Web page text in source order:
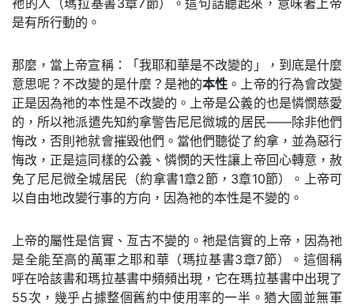
祂的人（瑪拉基書3章7節）。這句話聽起來，意味著上帝
是有所行動的。
那麼，當上帝宣稱：「我耶和華是不改變的」，到底是什麼
意思呢？不改變的是什麼？是祂的本性 。上帝的行為會改變
正是因為祂的本性是不改變的。上帝是公義的也是憐憫慈愛
的，所以祂派遣先知約拿警告尼尼微城的居民——除非他們
悔改，否則祂就會摧毀他們。當他們聽從了約拿，並為惡行
悔改，正是這同樣的公義、憐憫的天性讓上帝回心轉意，赦
免了尼尼微全城居民（約拿書1章2節，3章10節）。上帝可
以自由地改變行事的方向，因為祂的本性是不變的。
上帝的屬性是信實、亙古不變的。祂是信實的上帝，因為祂
是全能至高的萬軍之耶和華（瑪拉基書3章7節）。這個稱
呼在哈該書和瑪拉基書中頻頻出現，它在瑪拉基書中出現了
55次，幾乎占據整個舊約中使用率的一半。猶大國並無軍